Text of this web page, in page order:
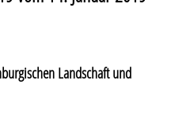
Landschaft und